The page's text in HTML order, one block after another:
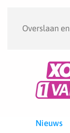
Overslaan
Nieuws